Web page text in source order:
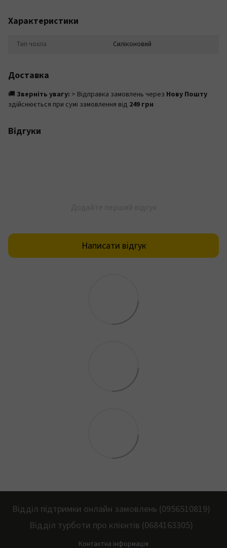
Характеристики
Тип чохла Силіконовий
Доставка
🚚 Зверніть увагу: > Відправка замовлень через Нову Пошту
здійснюється при сумі замовлення від 249 грн
Відгуки
Написати відгук
Відділ підтримки онлайн замовлень (0956510819)
Відділ турботи про клієнтів (0684163305)
Контактна інформація